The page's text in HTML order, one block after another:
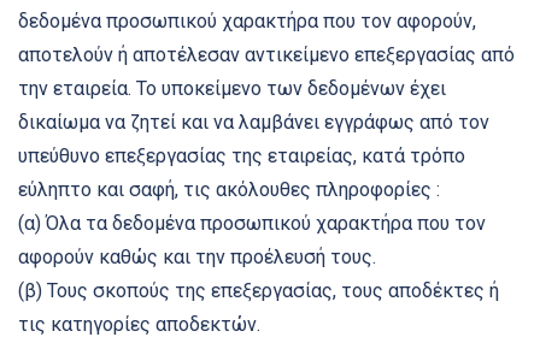
δεδομένα προσωπικού χαρακτήρα που τον αφορούν,
αποτελούν ή αποτέλεσαν αντικείμενο επεξεργασίας από
την εταιρεία. Το υποκείμενο των δεδομένων έχει
δικαίωμα να ζητεί και να λαμβάνει εγγράφως από τον
υπεύθυνο επεξεργασίας της εταιρείας, κατά τρόπο
εύληπτο και σαφή, τις ακόλουθες πληροφορίες :
(α) Όλα τα δεδομένα προσωπικού χαρακτήρα που τον
αφορούν καθώς και την προέλευσή τους.
(β) Τους σκοπούς της επεξεργασίας, τους αποδέκτες ή
τις κατηγορίες αποδεκτών.